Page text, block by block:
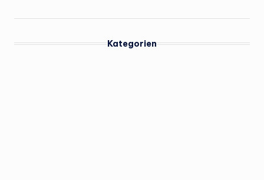
Kategorien